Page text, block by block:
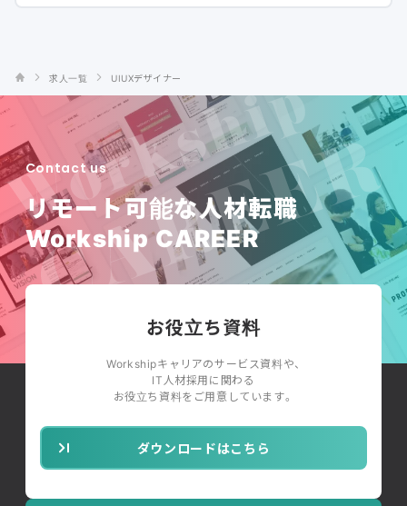
求人一覧 UIUXデザイナー
Contact us
リモート可能な人材転職
Workship CAREER
お役立ち資料
Workshipキャリアのサービス資料や、
IT人材採用に関わる
お役立ち資料をご用意しています。
ダウンロードはこちら